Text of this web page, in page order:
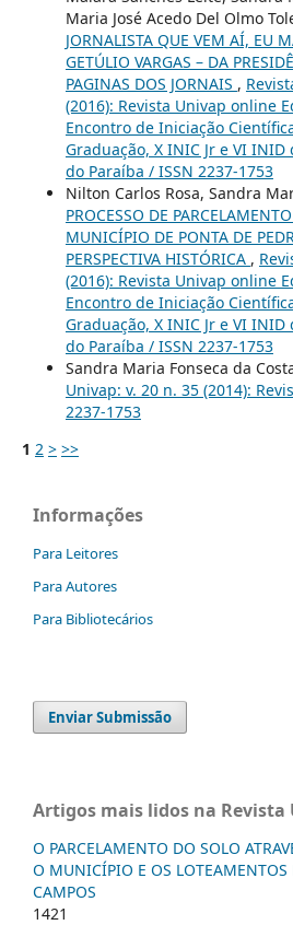
Maria José Acedo Del Olmo
JORNALISTA QUE VEM AÍ, EU
GETÚLIO VARGAS – DA
PAGINAS DOS JORNAIS ,
(2016): Revista Univap online
Encontro de Iniciação
Graduação, X INIC Jr e VI
do Paraíba / ISSN 2237-1753
Nilton Carlos Rosa, Sandra
PROCESSO DE
MUNICÍPIO DE PONTA DE
PERSPECTIVA HISTÓRICA ,
(2016): Revista Univap online
Encontro de Iniciação
Graduação, X INIC Jr e VI
do Paraíba / ISSN 2237-1753
Sandra Maria Fonseca da
Univap: v. 20 n. 35 (2014):
2237-1753
1 2 > >>
Informações
Para Leitores
Para Autores
Para Bibliotecários
Enviar Submissão
Artigos mais lidos na Revista
O PARCELAMENTO DO SOLO
O MUNICÍPIO E OS LOTEAMENTOS
CAMPOS
1421